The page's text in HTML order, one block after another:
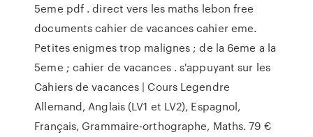
5eme pdf . direct vers les maths lebon free
documents cahier de vacances cahier eme.
Petites enigmes trop malignes ; de la 6eme a la
5eme ; cahier de vacances . s'appuyant sur les
Cahiers de vacances | Cours Legendre
Allemand, Anglais (LV1 et LV2), Espagnol,
Français, Grammaire-orthographe, Maths. 79 €